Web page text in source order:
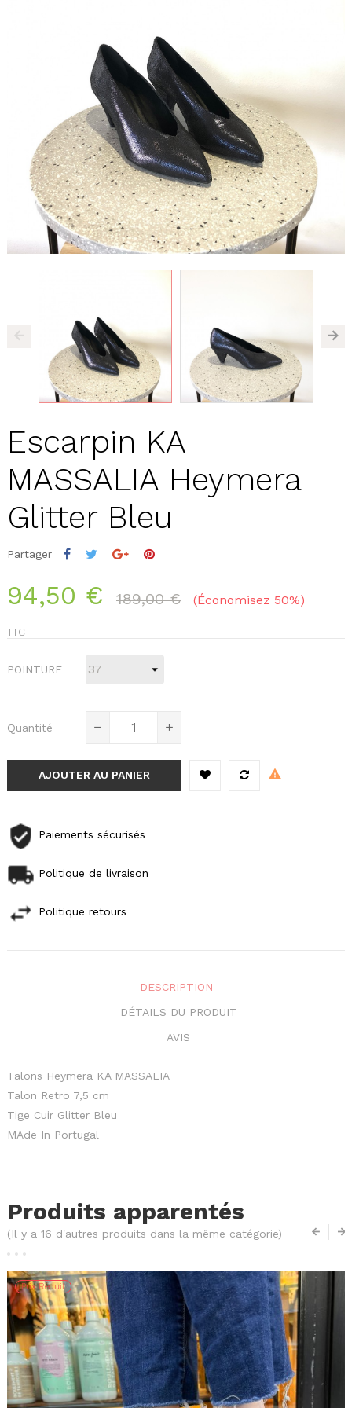
Escarpin KA
MASSALIA Heymera
Glitter Bleu
Partager
94,50 € 189,00 € Économisez 50%
TTC
POINTURE
Quantité
AJOUTER AU PANIER
Paiements sécurisés
Politique de livraison
Politique retours
DESCRIPTION
DÉTAILS DU PRODUIT
AVIS
Talons Heymera KA MASSALIA
Talon Retro 7,5 cm
Tige Cuir Glitter Bleu
MAde In Portugal
Produits apparentés
(Il y a 16 d'autres produits dans la même catégorie)
Prix Réduit